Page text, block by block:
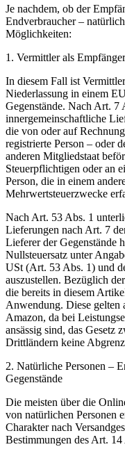
Je nachdem, ob der
Endverbraucher –
Möglichkeiten:
1. Vermittler als
In diesem Fall ist
Niederlassung in einem
Gegenstände. Nach Art. 7
innergemeinschaftliche
die von oder auf
registrierte Person – oder
anderen Mitgliedstaat
Steuerpflichtigen oder an
Person, die in einem
Mehrwertsteuerzwecke
Nach Art. 53 Abs. 1
Lieferungen nach Art. 7
Lieferer der Gegenstände
Nullsteuersatz unter
USt (Art. 53 Abs. 1) und
auszustellen. Bezüglich
die bereits in diesem
Anwendung. Diese gelten
Amazon, da bei
ansässig sind, das Gesetz
Drittländern keine
2. Natürliche Personen –
Gegenstände
Die meisten über die
von natürlichen Personen
Charakter nach
Bestimmungen des Art.